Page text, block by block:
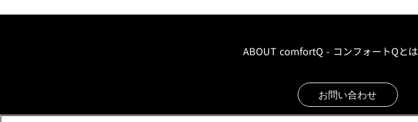
ABOUT comfortQ - コンフォートQとは
お問い合わせ